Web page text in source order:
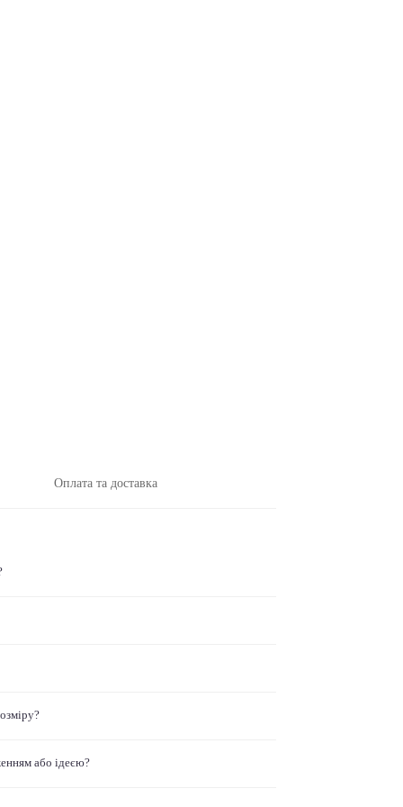
Оплата та доставка
або ідеєю?